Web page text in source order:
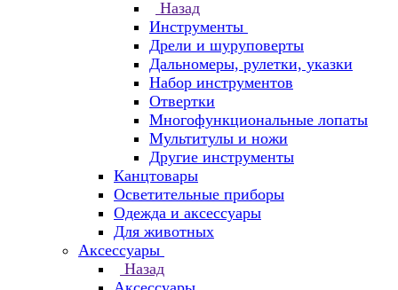
Назад
Инструменты
Дрели и шуруповерты
Дальномеры, рулетки, указки
Набор инструментов
Отвертки
Многофункциональные лопаты
Мультитулы и ножи
Другие инструменты
Канцтовары
Осветительные приборы
Одежда и аксессуары
Для животных
Аксессуары
Назад